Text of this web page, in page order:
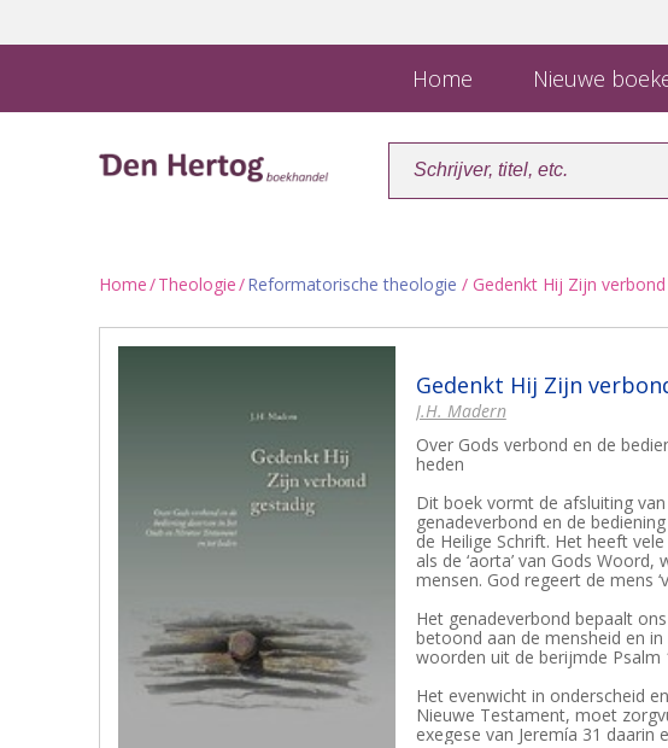
Home Nieuwe
Home/Theologie/Reformatorische theologie / Gedenkt Hij Zijn
Gedenkt Hij Zijn
J.H. Madern
Over Gods verbond en de
heden
Dit boek vormt de afsluiting
genadeverbond en de
de Heilige Schrift. Het heeft
als de ‘aorta’ van Gods
mensen. God regeert de mens
Het genadeverbond bepaalt
betoond aan de mensheid en
woorden uit de berijmde Psalm
Het evenwicht in onderscheid
Nieuwe Testament, moet
exegese van Jeremía 31